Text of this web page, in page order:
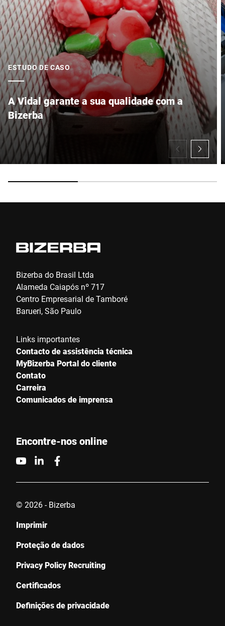
ESTUDO DE CASO
A Vidal garante a sua qualidade com a
Bizerba
Bizerba do Brasil Ltda
Alameda Caiapós nº 717
Centro Empresarial de Tamboré
Barueri, São Paulo
Links importantes
Contacto de assistência técnica
MyBizerba Portal do cliente
Contato
Carreira
Comunicados de imprensa
Encontre-nos online
© 2026 - Bizerba
Imprimir
Proteção de dados
Privacy Policy Recruiting
Certificados
Definições de privacidade